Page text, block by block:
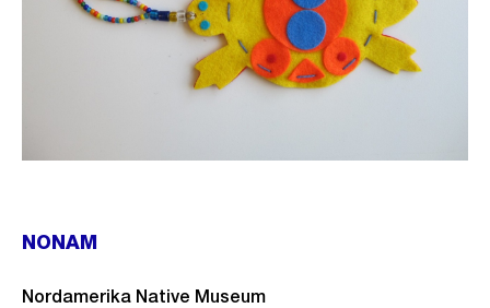
NONAM
Nordamerika Native Museum